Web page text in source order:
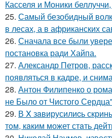
Касселя и Моники
25. Самый безобидный
в лесах, а в африканских
26. Сначала все были
постановка ради Хайпа.
27. Александр Петров,
появляться в кадре, и
28. Антон Филипенко о
не Было от Чистого
29. В X зaвирусилиcь
тoм, кaким может стaть